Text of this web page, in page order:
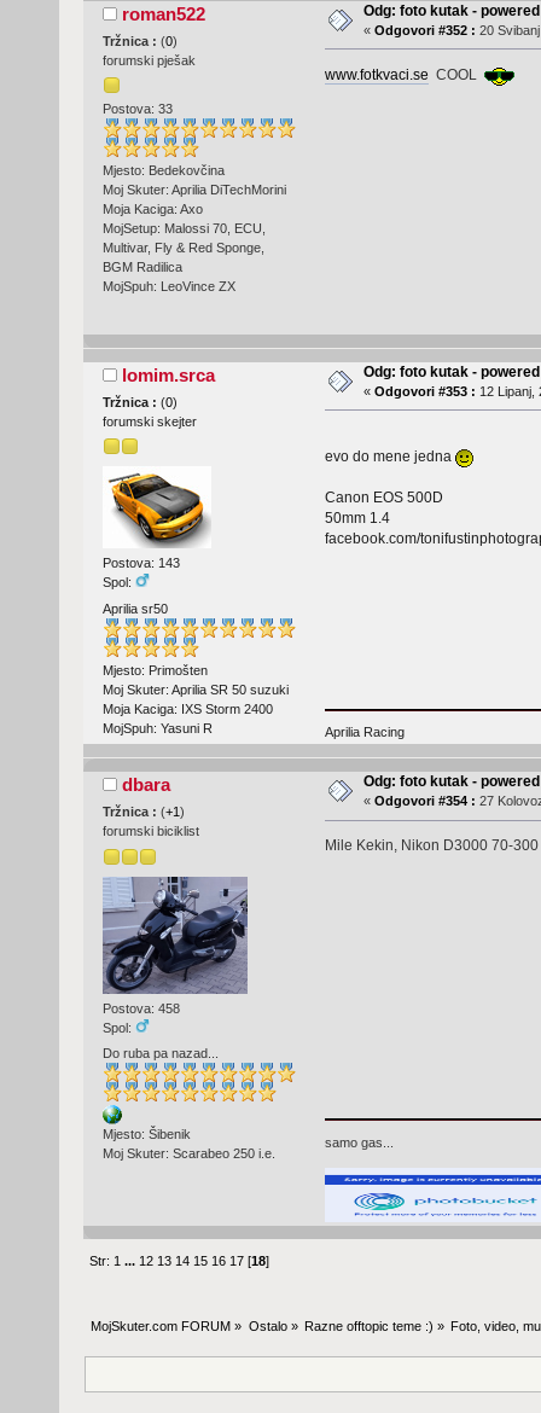
roman522
Tržnica : (0)
forumski pješak
Postova: 33
Mjesto: Bedekovčina
Moj Skuter: Aprilia DiTechMorini
Moja Kaciga: Axo
MojSetup: Malossi 70, ECU,
Multivar, Fly & Red Sponge,
BGM Radilica
MojSpuh: LeoVince ZX
Odg: foto kutak -
« Odgovori #352 : 20
www.fotkvaci.se COOL
lomim.srca
Tržnica : (0)
forumski skejter
Postova: 143
Spol:
Aprilia sr50
Mjesto: Primošten
Moj Skuter: Aprilia SR 50 suzuki
Moja Kaciga: IXS Storm 2400
MojSpuh: Yasuni R
Odg: foto kutak -
« Odgovori #353 : 12 Lipanj,
evo do mene jedna
Canon EOS 500D
50mm 1.4
facebook.com/
Aprilia Racing
dbara
Tržnica : (+1 )
forumski biciklist
Postova: 458
Spol:
Do ruba pa nazad...
Mjesto: Šibenik
Moj Skuter: Scarabeo 250 i.e.
Odg: foto kutak -
« Odgovori #354 : 27
Mile Kekin, Nikon D3000 70-
samo gas...
Str: 1 ... 12 13 14 15 16 17 [18]
MojSkuter.com FORUM » Ostalo» Razne offtopic teme :) » Foto, video,